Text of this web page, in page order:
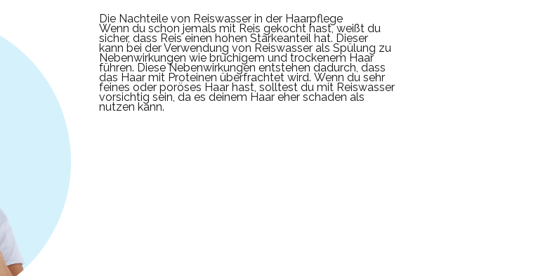
Die Nachteile von Reiswasser in der Haarpflege
Wenn du schon jemals mit Reis gekocht hast, weißt du
sicher, dass Reis einen hohen Stärkeanteil hat. Dieser
kann bei der Verwendung von Reiswasser als Spülung zu
Nebenwirkungen wie brüchigem und trockenem Haar
führen. Diese Nebenwirkungen entstehen dadurch, dass
das Haar mit Proteinen überfrachtet wird. Wenn du sehr
feines oder poröses Haar hast, solltest du mit Reiswasser
vorsichtig sein, da es deinem Haar eher schaden als
nutzen kann.